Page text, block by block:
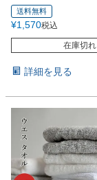
送料無料
¥1,570税込
在庫切れ
詳細を見る